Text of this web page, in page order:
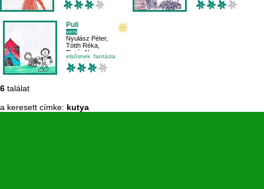
olvasástechnika
Puli
vers
Nyulász Péter,
Tótth Réka
Pintér Alma
elsősnek fantázia
kutya környezetismeret
6 találat
a keresett címke: kutya